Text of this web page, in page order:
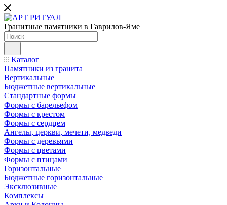
Гранитные памятники в Гаврилов-Яме
Каталог
Памятники из гранита
Вертикальные
Бюджетные вертикальные
Стандартные формы
Формы с барельефом
Формы с крестом
Формы с сердцем
Ангелы, церкви, мечети, медведи
Формы с деревьями
Формы с цветами
Формы с птицами
Горизонтальные
Бюджетные горизонтальные
Эксклюзивные
Комплексы